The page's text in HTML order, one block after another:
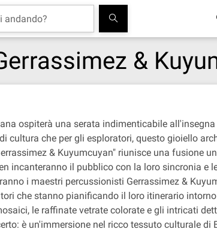
&
ospiterà una serata indimenticabile
cultura che per gli esploratori, questo gioiello
& Kuyumcuyan" riunisce una fusione
incanteranno il pubblico con la loro sincronia e
i maestri percussionisti Gerrassimez &
che stanno pianificando il loro itinerario
le raffinate vetrate colorate e gli intricati
è un'immersione nel ricco tessuto culturale